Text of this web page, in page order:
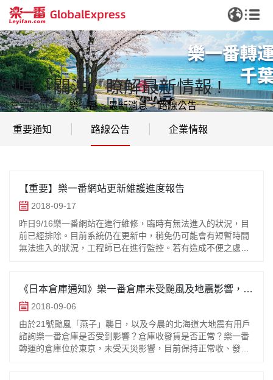
即時「關注」瞭解最新情報 !
您當前的位置 >樂一番 >最新消息 >路線公告
重要通知 路線公告 企業情報
【重要】樂一番網站更新維護進度報告
2018-09-17
昨日9/16樂一番網站在進行維修，臨時有無法進入的狀況，目
前已經排除。目前系統仍在更新中，稍免仍可能會有短暫時間
無法進入的狀況，工程師已在進行監控。若有造成不便之處，
《日本倉庫通知》樂一番倉庫未受颱風及地震影響，正
常收發貨
2018-09-06
由於21號颱風「燕子」襲日，以及今晨的北海道大地震有用戶
諮詢樂一番倉庫是否受到影響？倉庫收發貨是否正常？樂一番
轉運的倉庫位於東京，未受天災影響，目前保持正常收、發